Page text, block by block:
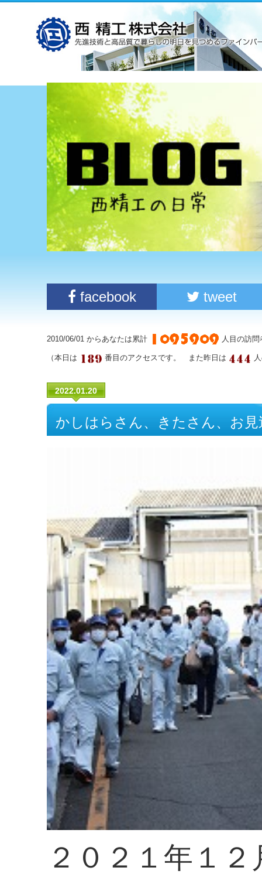
facebook tweet
2010/06/01 からあなたは累計 人目の訪
（本日は 番目のアクセスです。 また昨日は
2022.01.20
かしはらさん、きたさん、お見
２０２１年１